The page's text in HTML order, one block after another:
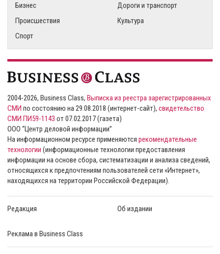
Бизнес
Дороги и транспорт
Происшествия
Культура
Спорт
2004-2026, Business Class, Выписка из реестра зарегистрированных
СМИ по состоянию на 29.08.2018 (интернет-сайт), свидетельство
СМИ ПИ59-1143 от 07.02.2017 (газета)
ООО “Центр деловой информации”
На информационном ресурсе применяются рекомендательные
технологии (информационные технологии предоставления
информации на основе сбора, систематизации и анализа сведений,
относящихся к предпочтениям пользователей сети «Интернет»,
находящихся на территории Российской Федерации).
Редакция Об издании
Реклама в Business Class